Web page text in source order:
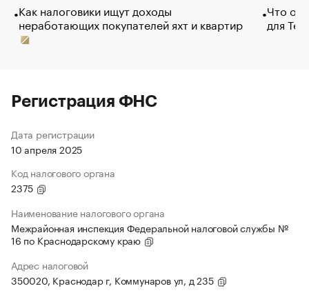
Как налоговики ищут доходы
неработающих покупателей яхт и квартир
Что
для
Регистрация ФНС
Дата регистрации
10 апреля 2025
Код налогового органа
2375
Наименование налогового органа
Межрайонная инспекция Федеральной налоговой службы №
16 по Краснодарскому краю
Адрес налоговой
350020, Краснодар г, Коммунаров ул, д 235